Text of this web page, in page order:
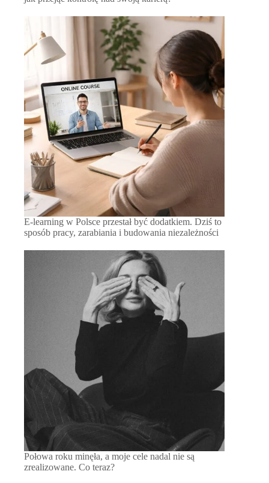
E-learning w Polsce przestał być dodatkiem. Dziś to
sposób pracy, zarabiania i budowania niezależności
Połowa roku minęła, a moje cele nadal nie są
zrealizowane. Co teraz?